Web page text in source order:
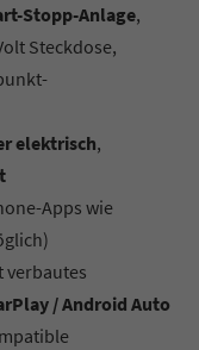
Stopp-Anlage,
Steckdose,
elektrisch,
Apps wie
verbautes
/ Android Auto